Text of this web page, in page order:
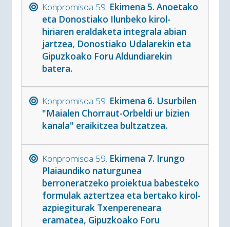
Konpromisoa 59. Ekimena 5. Anoetako
eta Donostiako Ilunbeko kirol-
hiriaren eraldaketa integrala abian
jartzea, Donostiako Udalarekin eta
Gipuzkoako Foru Aldundiarekin
batera.
Konpromisoa 59. Ekimena 6. Usurbilen
"Maialen Chorraut-Orbeldi ur bizien
kanala" eraikitzea bultzatzea.
Konpromisoa 59. Ekimena 7. Irungo
Plaiaundiko naturgunea
berroneratzeko proiektua babesteko
formulak aztertzea eta bertako kirol-
azpiegiturak Txenpereneara
eramatea, Gipuzkoako Foru